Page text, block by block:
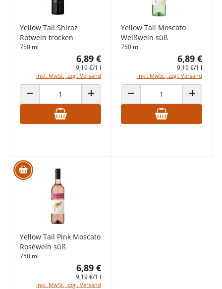
Yellow Tail Shiraz
Rotwein trocken
750 ml
6,89 €
9,19 €/1 l
inkl. MwSt., zzgl. Versand
ANZAHL VERRINGERN ANZAHL ERHÖHEN
Yellow Tail Moscato
Weißwein süß
750 ml
6,89 €
9,19 €/1 l
inkl. MwSt., zzgl. Versand
ANZAHL VERRINGERN ANZAHL
Yellow Tail Pink Moscato
Roséwein süß
750 ml
6,89 €
9,19 €/1 l
inkl. MwSt., zzgl. Versand